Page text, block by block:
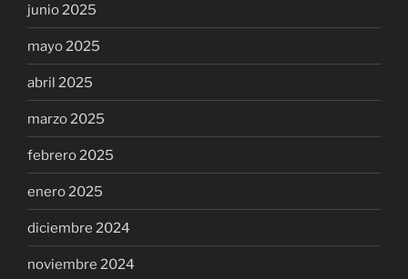
junio 2025
mayo 2025
abril 2025
marzo 2025
febrero 2025
enero 2025
diciembre 2024
noviembre 2024